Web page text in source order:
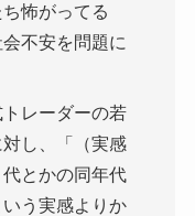
怖がってる
不安を問題に
レーダーの若
し、「（実感
とかの同年代
う実感よりか